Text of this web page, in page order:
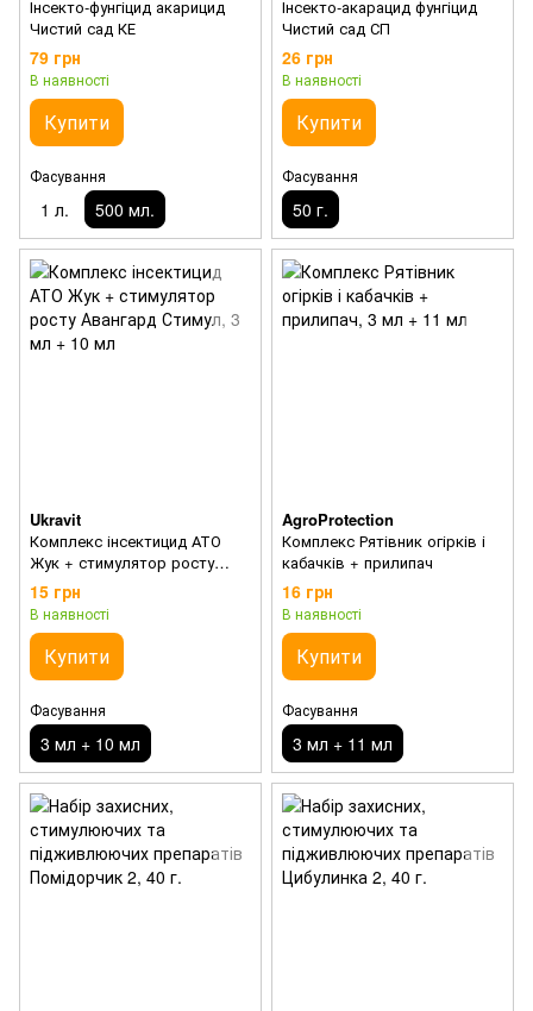
Інсекто-фунгіцид акарицид
Чистий сад КЕ
79 грн
В наявності
Купити
Фасування
1 л. 500 мл.
Інсекто-акарацид фунгіцид
Чистий сад СП
26 грн
В наявності
Купити
Фасування
50 г.
Ukravit
Комплекс інсектицид АТО
Жук + стимулятор росту
Авангард Стимул
15 грн
В наявності
Купити
Фасування
3 мл + 10 мл
AgroProtection
Комплекс Рятівник огірків і
кабачків + прилипач
16 грн
В наявності
Купити
Фасування
3 мл + 11 мл